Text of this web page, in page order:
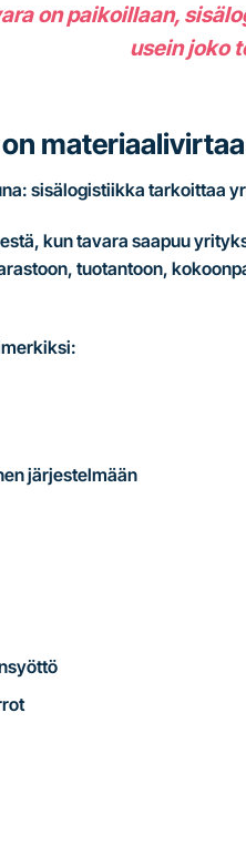
on paikoillaan,
usein joko
sisälogistiikka tarkoittaa
kun tavara saapuu
tuotantoon,
järjestelmään